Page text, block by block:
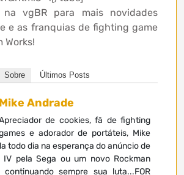
vgBR para mais novidades
e as franquias de fighting game
Works!
Sobre Últimos Posts
Mike Andrade
de cookies, fã de fighting
e adorador de portáteis, Mike
todo dia na esperança do anúncio de
IV pela Sega ou um novo Rockman
continuando sempre sua luta...FOR